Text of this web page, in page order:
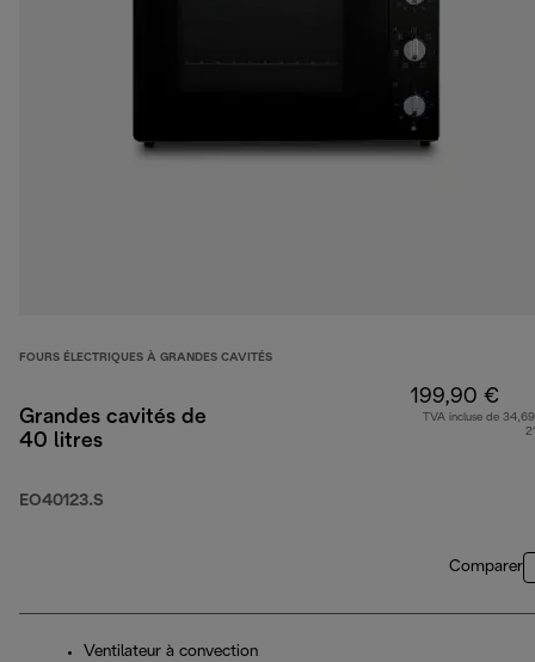
FOURS ÉLECTRIQUES À GRANDES CAVITÉS
Grandes cavités de
40 litres
EO40123.S
199,90 €
TVA incluse de
Comparer
Ventilateur à convection